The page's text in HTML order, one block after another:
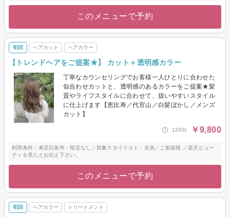
このメニューで予約
初回 ヘアカット ヘアカラー
【トレンドヘアをご提案★】 カット＋透明感カラー
丁寧なカウンセリングでお客様一人ひとりに合わせた
似合わせカットと、透明感のあるカラーをご提案★髪
質やライフスタイルに合わせて、扱いやすいスタイル
に仕上げます【恵比寿／代官山／白髪ぼかし／メンズ
カット】
120分 ￥9,800
利用条件：来店日条件：指定なし／対象スタイリスト：全員／ご新規様 ／楽天ビュー
ティを見たとお伝え下さい。
このメニューで予約
初回 ヘアカラー トリートメント